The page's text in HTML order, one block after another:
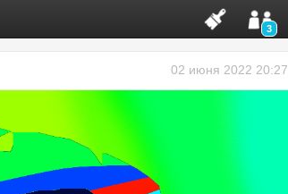
3
02 июня 2022 20:27